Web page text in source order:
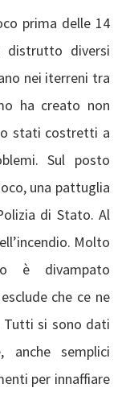
prima delle 14
distrutto diversi
nei iterreni tra
ha creato non
stati costretti a
Sul posto
una pattuglia
di Stato. Al
Molto
è divampato
che ce ne
Tutti si sono dati
semplici
per innaffiare